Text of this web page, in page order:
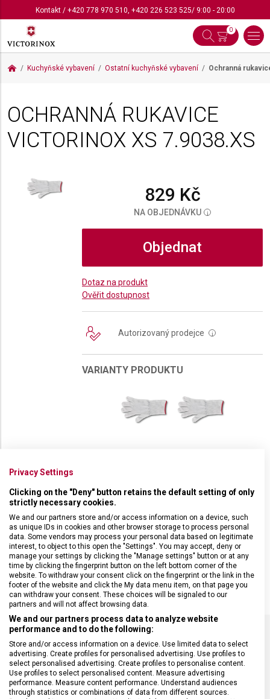
Kontakt/ +420 778 970 510, +420 226 523 525/ 9:00 - 20:00
0
Kuchyňské vybavení Ostatní kuchyňské vybavení Ochranná
OCHRANNÁ RUKAVICE
VICTORINOX XS 7.9038.XS
829 Kč
NA OBJEDNÁVKU i
Objednat
Dotaz na produkt
Ověřit dostupnost
Autorizovaný prodejce i
VARIANTY PRODUKTU
DETAILNÍ INFORMACE O PRODUKTU
Obouruční rukavice se zvýšenou úrovní ochrany ve velikosti XS. Byla
speciálně navržena tak, aby poskytovala mimořádnou bezpečnost
při práci v kuchyni, restauraci i řeznictví.Je vyrobena z nerezové
ocele zapouzdřené v polyetylenovém plášti, vrchní vrstvu tvoří
polyester. Prodávají se po 1 ks, nikoli v páru.
SPECIFIKACE PRODUKTU
Privacy Settings
Clicking on the "Deny" button retains the default setting of only
strictly necessary cookies.
We and our partners store and/or access information on a device, such
as unique IDs in cookies and other browser storage to process personal
data. Some vendors may process your personal data based on legitimate
interest, to object to this open the "Settings". You may accept, deny or
manage your settings by clicking the "Manage settings" button or at any
time by clicking the fingerprint button on the left bottom corner of the
website. To withdraw your consent click on the fingerprint or the link in the
footer of the website and click the My data menu item, on that page you
can withdraw your consent. These choices will be signaled to our
partners and will not affect browsing data.
We and our partners process data to analyze website
performance and to do the following:
Store and/or access information on a device. Use limited data to select
advertising. Create profiles for personalised advertising. Use profiles to
select personalised advertising. Create profiles to personalise content.
Use profiles to select personalised content. Measure advertising
performance. Measure content performance. Understand audiences
through statistics or combinations of data from different sources.